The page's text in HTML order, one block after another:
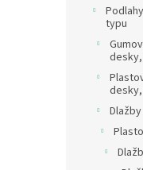
typu
Dlažby